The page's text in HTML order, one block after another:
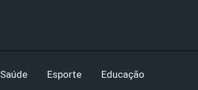
Saúde Esporte Educação